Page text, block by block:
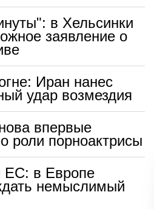
в Хельсинки
заявление о
Иран нанес
удар возмездия
впервые
роли порноактрисы
в Европе
немыслимый